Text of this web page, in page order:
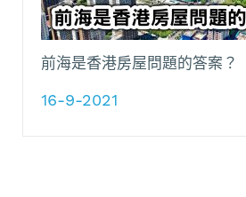
前海是香港房屋問題的答案？
16-9-2021